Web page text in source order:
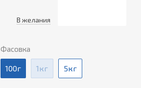
В желания
Фасовка
100г 1кг 5кг